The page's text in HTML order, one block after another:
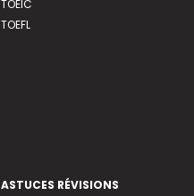
TOEIC
TOEFL
ASTUCES RÉVISIONS